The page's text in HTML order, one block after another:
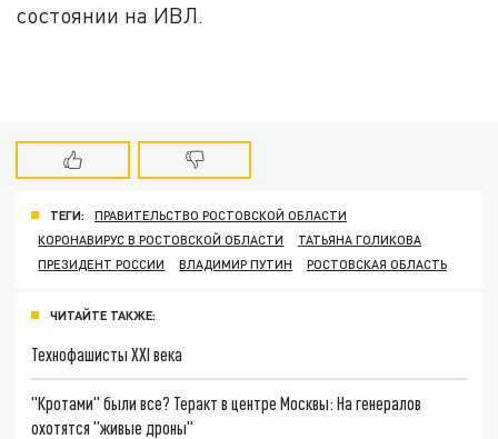
состоянии на ИВЛ.
ТЕГИ:
ПРАВИТЕЛЬСТВО РОСТОВСКОЙ ОБЛАСТИ
КОРОНАВИРУС В РОСТОВСКОЙ ОБЛАСТИ
ТАТЬЯНА ГОЛИКОВА
ПРЕЗИДЕНТ РОССИИ
ВЛАДИМИР ПУТИН РОСТОВСКАЯ ОБЛАСТЬ
ЧИТАЙТЕ ТАКЖЕ:
Технофашисты XXI века
"Кротами" были все? Теракт в центре Москвы: На генералов
охотятся "живые дроны"